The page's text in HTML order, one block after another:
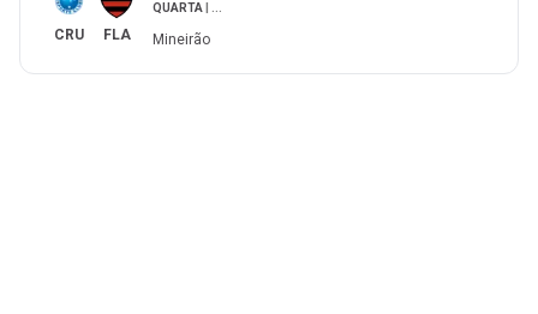
CRU FLA
QUARTA
Mineirão